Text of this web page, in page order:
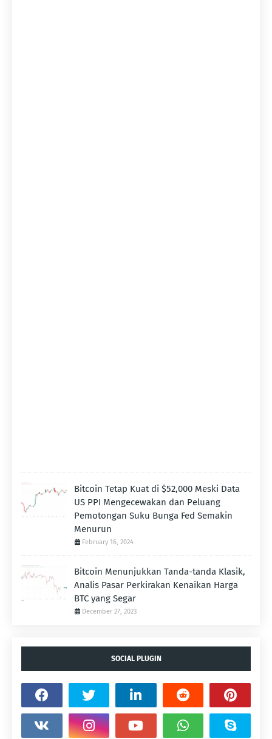
Bitcoin Tetap Kuat di $52,000 Meski Data
US PPI Mengecewakan dan Peluang
Pemotongan Suku Bunga Fed Semakin
Menurun
February 16, 2024
Bitcoin Menunjukkan Tanda-tanda Klasik,
Analis Pasar Perkirakan Kenaikan Harga
BTC yang Segar
December 27, 2023
SOCIAL PLUGIN